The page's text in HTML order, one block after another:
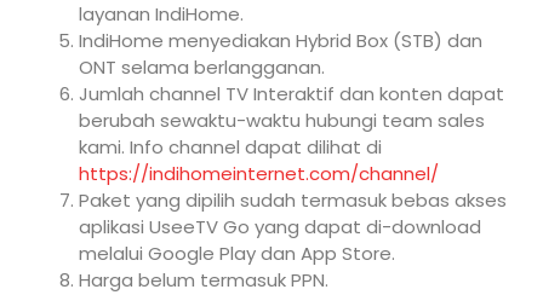
layanan IndiHome.
IndiHome menyediakan Hybrid Box (STB) dan
ONT selama berlangganan.
Jumlah channel TV Interaktif dan konten dapat
berubah sewaktu-waktu hubungi team sales
kami. Info channel dapat dilihat di
https://indihomeinternet.com/channel/
Paket yang dipilih sudah termasuk bebas akses
aplikasi UseeTV Go yang dapat di-download
melalui Google Play dan App Store.
Harga belum termasuk PPN.